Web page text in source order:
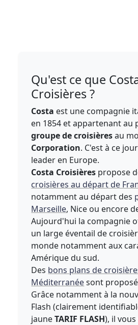
Qu'est ce que
Croisières ?
Costa est une compagnie
en 1854 et appartenant au
groupe de croisièresau
Corporation. C'est à ce
leader en Europe.
Costa Croisières propose
croisières au départ de
notamment au départ des
Marseille, Nice ou encore
Aujourd'hui la compagnie
un large éventail de
monde notamment aux
Amérique du sud.
Des bons plans de
Méditerranéesont
Grâce notamment à la
Flash (clairement
jauneTARIF FLASH), il